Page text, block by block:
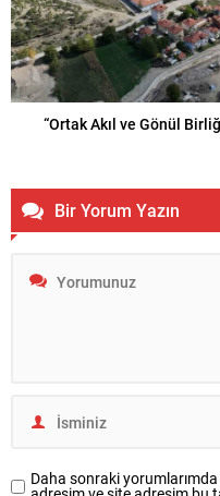
“Ortak Akıl ve Gönül
Bir Yorum Yazın
Daha sonraki yorumlarımda